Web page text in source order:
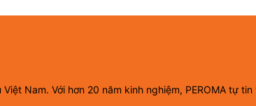
Nam. Với hơn 20 năm kinh nghiệm, PEROMA tự